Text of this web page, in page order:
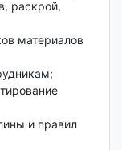
раскрой,
материалов
и правил